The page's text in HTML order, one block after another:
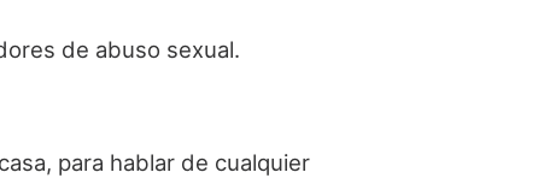
de abuso sexual.
para hablar de cualquier